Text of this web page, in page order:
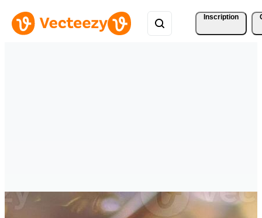
Inscription